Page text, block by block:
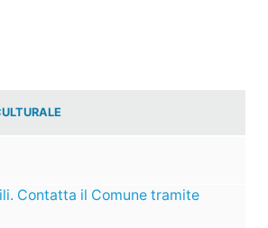
Contatta il Comune tramite